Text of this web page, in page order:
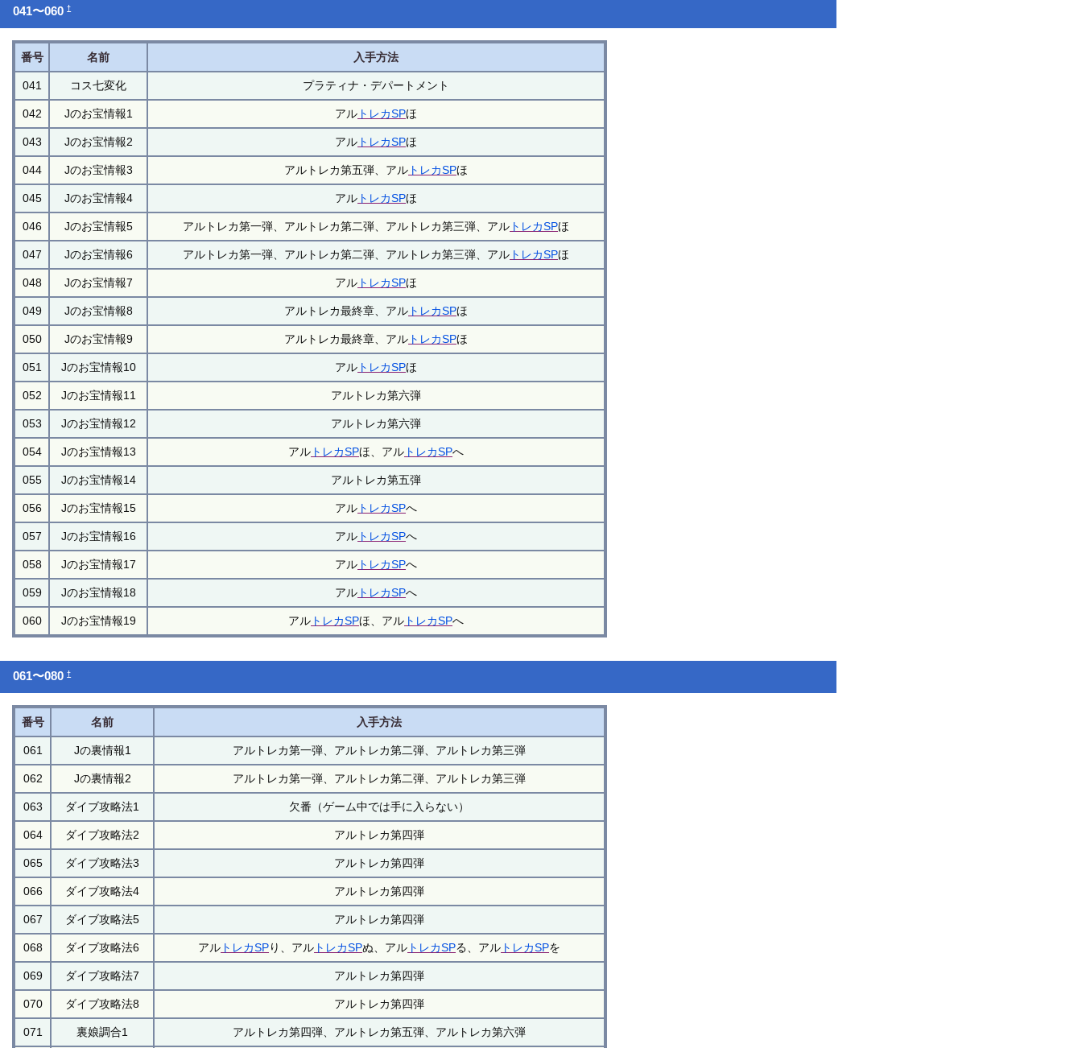
041〜060†
番号 名前 入手方法
041 コス七変化 プラティナ・デパートメント
042 Jのお宝情報1 アル トレカSPほ
043 Jのお宝情報2 アル トレカSPほ
044 Jのお宝情報3 アルトレカ第五弾、アル トレカSPほ
045 Jのお宝情報4 アル トレカSPほ
046 Jのお宝情報5 アルトレカ第一弾、アルトレカ第二弾、アルトレカ第三弾、アル トレカSPほ
047 Jのお宝情報6 アルトレカ第一弾、アルトレカ第二弾、アルトレカ第三弾、アル トレカSPほ
048 Jのお宝情報7 アル トレカSPほ
049 Jのお宝情報8 アルトレカ最終章、アル トレカSPほ
050 Jのお宝情報9 アルトレカ最終章、アル トレカSPほ
051 Jのお宝情報10 アル トレカSPほ
052 Jのお宝情報11 アルトレカ第六弾
053 Jのお宝情報12 アルトレカ第六弾
054 Jのお宝情報13 アル トレカSPほ、アル トレカSPへ
055 Jのお宝情報14 アルトレカ第五弾
056 Jのお宝情報15 アル トレカSPへ
057 Jのお宝情報16 アル トレカSPへ
058 Jのお宝情報17 アル トレカSPへ
059 Jのお宝情報18 アル トレカSPへ
060 Jのお宝情報19 アル トレカSPほ、アル トレカSPへ
061〜080†
番号 名前 入手方法
061 Jの裏情報1 アルトレカ第一弾、アルトレカ第二弾、アルトレカ第三弾
062 Jの裏情報2 アルトレカ第一弾、アルトレカ第二弾、アルトレカ第三弾
063 ダイブ攻略法1 欠番（ゲーム中では手に入らない）
064 ダイブ攻略法2 アルトレカ第四弾
065 ダイブ攻略法3 アルトレカ第四弾
066 ダイブ攻略法4 アルトレカ第四弾
067 ダイブ攻略法5 アルトレカ第四弾
068 ダイブ攻略法6 アル トレカSPり、アル トレカSPぬ、アル トレカSPる、アル トレカSPを
069 ダイブ攻略法7 アルトレカ第四弾
070 ダイブ攻略法8 アルトレカ第四弾
071 裏娘調合1 アルトレカ第四弾、アルトレカ第五弾、アルトレカ第六弾